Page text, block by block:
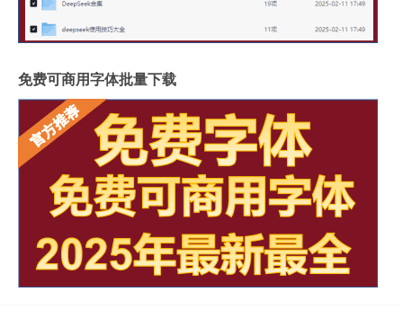
免费可商用字体批量下载